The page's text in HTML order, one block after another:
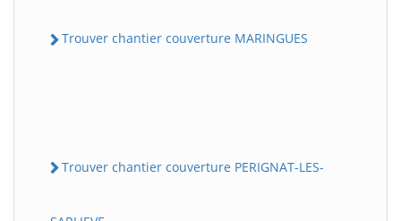
Trouver chantier couverture MARINGUES
Trouver chantier couverture PERIGNAT-LES-